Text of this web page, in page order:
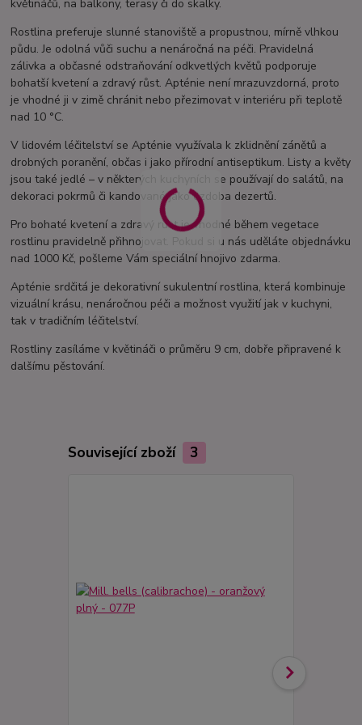
květináčů, na balkony, terasy či do skalky.
Rostlina preferuje slunné stanoviště a propustnou, mírně vlhkou
půdu. Je odolná vůči suchu a nenáročná na péči. Pravidelná
zálivka a občasné odstraňování odkvetlých květů podporuje
bohatší kvetení a zdravý růst. Apténie není mrazuvzdorná, proto
je vhodné ji v zimě chránit nebo přezimovat v interiéru při teplotě
nad 10 °C.
V lidovém léčitelství se Apténie využívala k zklidnění zánětů a
drobných poranění, občas i jako přírodní antiseptikum. Listy a květy
jsou také jedlé – v některých kuchyních se používají do salátů, na
dekoraci pokrmů či kandované jako ozdoba dezertů.
Pro bohaté kvetení a zdravý růst je vhodné během vegetace
rostlinu pravidelně přihnojovat. Pokud si u nás uděláte objednávku
nad 1000 Kč, pošleme Vám speciální hnojivo zdarma.
Apténie srdčitá je dekorativní sukulentní rostlina, která kombinuje
vizuální krásu, nenáročnou péči a možnost využití jak v kuchyni,
tak v tradičním léčitelství.
Rostliny zasíláme v květináči o průměru 9 cm, dobře připravené k
dalšímu pěstování.
Související zboží 3